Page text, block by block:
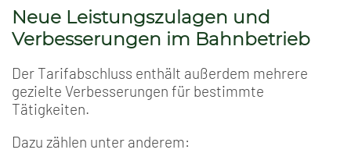
Neue Leistungszulagen und
Verbesserungen im Bahnbetrieb
Der Tarifabschluss enthält außerdem mehrere
gezielte Verbesserungen für bestimmte
Tätigkeiten.
Dazu zählen unter anderem: